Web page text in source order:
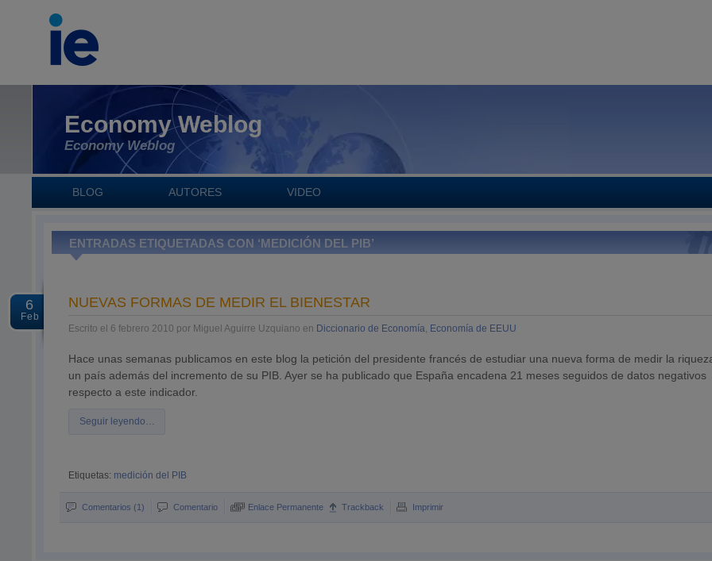
Economy Weblog
Economy Weblog
BLOG AUTORES VIDEO
ENTRADAS ETIQUETADAS CON ‘MEDICIÓN DEL PIB’
6
Feb
NUEVAS FORMAS DE MEDIR EL BIENESTAR
Escrito el 6 febrero 2010 por Miguel Aguirre Uzquiano en Diccionario de Economía, Economía de EEUU
Hace unas semanas publicamos en este blog la petición del presidente francés de estudiar una nueva forma de medir la
un país además del incremento de su PIB. Ayer se ha publicado que España encadena 21 meses seguidos de datos negativos
respecto a este indicador.
Seguir leyendo…
Etiquetas: medición del PIB
Comentarios (1) Comentario Enlace Permanente Trackback Imprimir